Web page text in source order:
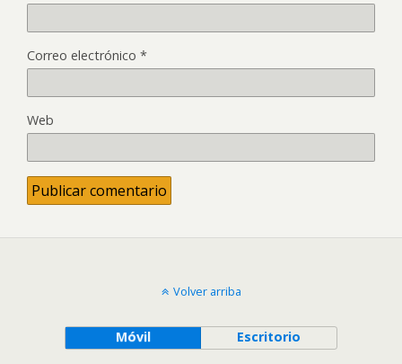
Correo electrónico *
Web
Volver arriba
Móvil Escritorio